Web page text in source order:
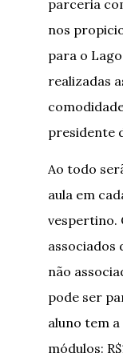
parceria
nos
para o
realizadas
presidente
Ao todo
aula em
vespertino.
associados
não
pode ser
aluno tem
módulos: